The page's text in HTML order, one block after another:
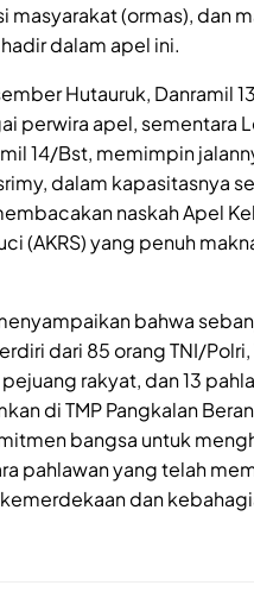
masyarakat (ormas), dan
dalam apel ini.
Hutauruk, Danramil
perwira apel, sementara
14/Bst, memimpin
dalam kapasitasnya
naskah Apel
(AKRS) yang penuh
bahwa
dari 85 orang TNI/Polri,
rakyat, dan 13
di TMP Pangkalan
bangsa untuk
pahlawan yang telah
dan